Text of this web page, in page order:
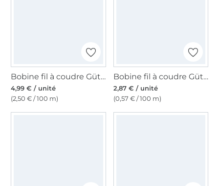
Bobine fil à coudre Gütermann 200m polyester, (387) bleu foncé
4,99 € / unité
(2,50 € / 100 m)
Bobine fil à coudre Gütermann 500m polyester Toldi, (800) blanc
2,87 € / unité
(0,57 € / 100 m)